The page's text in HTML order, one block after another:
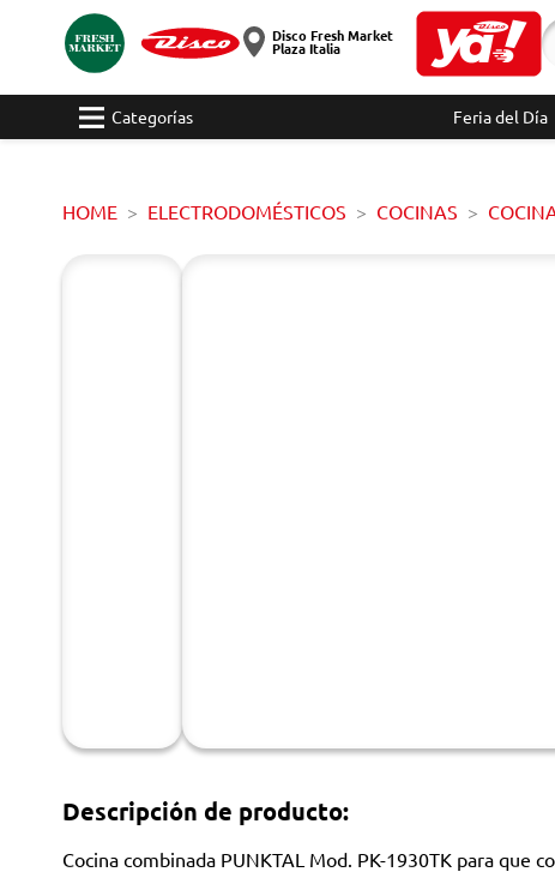
Disco Fresh Market
Plaza Italia
Categorías Feria del Día
HOME ELECTRODOMÉSTICOS COCINAS
Descripción de producto:
Cocina combinada PUNKTAL Mod. PK-1930TK para que